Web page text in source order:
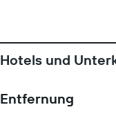
Hotels und
Entfernung